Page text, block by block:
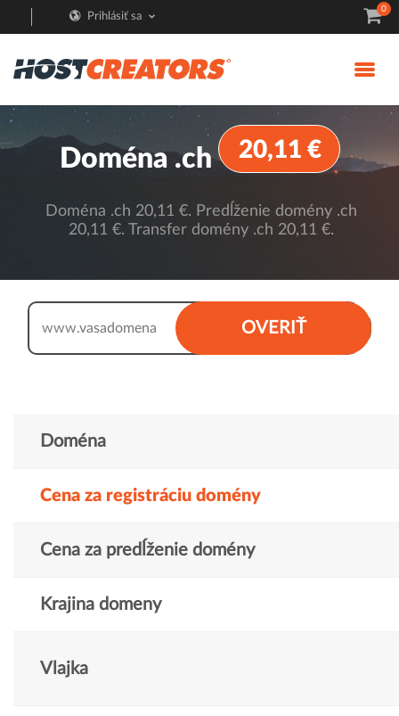
Prihlásiť sa
0
Doména .ch 20,11 €
Doména .ch 20,11 €. Predĺženie domény .ch
20,11 €. Transfer domény .ch 20,11 €.
OVERIŤ
www.
Doména
Cena za registráciu domény
Cena za predĺženie domény
Krajina domeny
Vlajka